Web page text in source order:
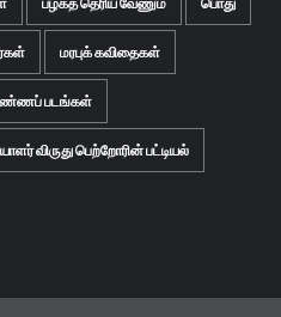
மரபுக் கவிதைகள்
படங்கள்
விருது பெற்றோரின் பட்டியல்